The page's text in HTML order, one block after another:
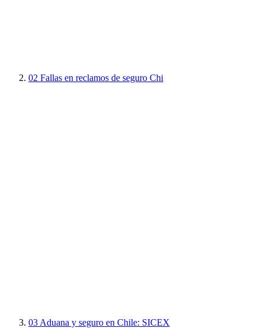
02 Fallas en reclamos de seguro Chi
03 Aduana y seguro en Chile: SICEX